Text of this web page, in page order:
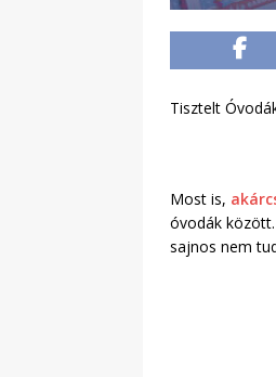
Tisztelt
Most is,
óvodák
sajnos nem